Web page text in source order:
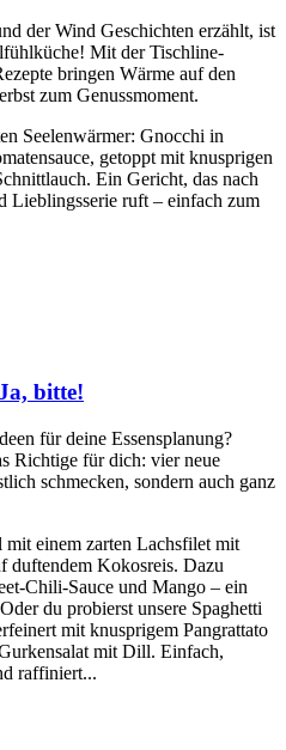
der Wind Geschichten erzählt, ist
Mit der Tischline-
bringen Wärme auf den
zum Genussmoment.
Seelenwärmer: Gnocchi in
getoppt mit knusprigen
Ein Gericht, das nach
Lieblingsserie ruft – einfach zum
bitte!
für deine Essensplanung?
Richtige für dich: vier neue
schmecken, sondern auch ganz
mit einem zarten Lachsfilet mit
duftendem Kokosreis. Dazu
Chili-Sauce und Mango – ein
du probierst unsere Spaghetti
mit knusprigem Pangrattato
mit Dill. Einfach,
raffiniert...